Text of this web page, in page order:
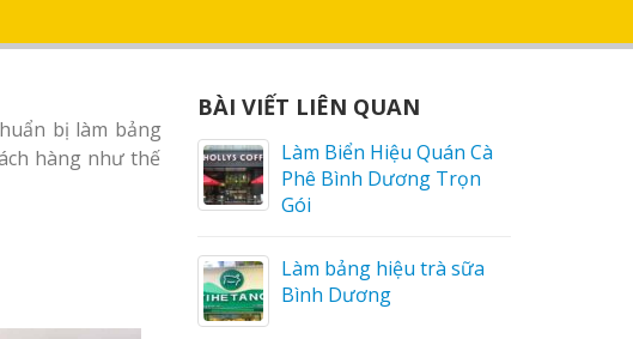
bị làm bảng
hàng như thế
BÀI VIẾT LIÊN QUAN
Hiệu Quán Cà
Dương Trọn
Bảng Hiệu Salon Tóc
Vinh Thu Hút Mọi Ánh
Nhìn
Bảng Hiệu Nhà Hàng
Nghệ An Độc Đáo